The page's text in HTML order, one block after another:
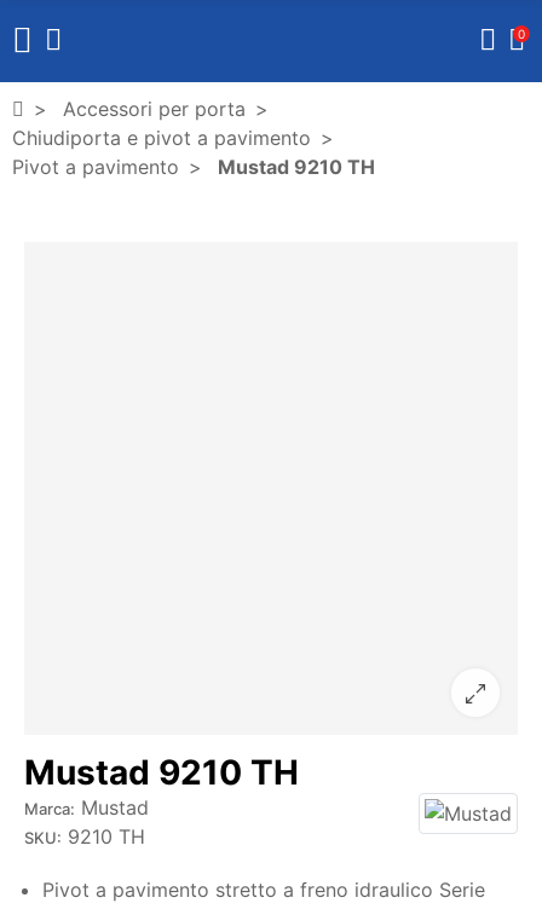
0
Accessori per porta
Chiudiporta e pivot a pavimento
Pivot a pavimento
Mustad 9210 TH
Mustad 9210 TH
Marca: Mustad
SKU: 9210 TH
Pivot a pavimento stretto a freno idraulico Serie